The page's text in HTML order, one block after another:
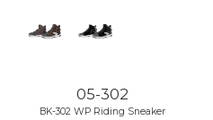
05-302
BK-302 WP Riding Sneaker